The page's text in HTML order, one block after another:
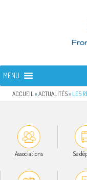
MENU
ACCUEIL »ACTUALITÉS» LES
Associations Se